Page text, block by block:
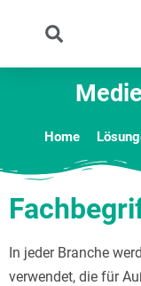
Home
In jeder Branche
verwendet, die für